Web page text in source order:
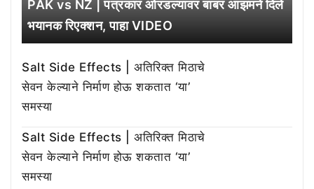
PAK vs NZ | पत्रकार ओरडल्यावर बाबर आझमने दिले
भयानक रिएक्शन, पाहा VIDEO
Salt Side Effects | अतिरिक्त मिठाचे
सेवन केल्याने निर्माण होऊ शकतात ‘या’
समस्या
Salt Side Effects | अतिरिक्त मिठाचे
सेवन केल्याने निर्माण होऊ शकतात ‘या’
समस्या